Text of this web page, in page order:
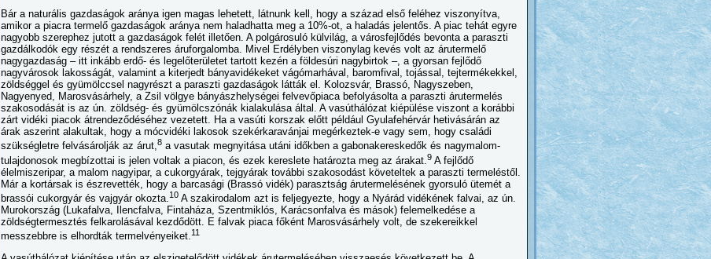
Bár a naturális gazdaságok aránya igen magas lehetett, látnunk kell, hogy a század első feléhez viszonyítva,
amikor a piacra termelő gazdaságok aránya nem haladhatta meg a 10%-ot, a haladás jelentős. A piac tehát egyre
nagyobb szerephez jutott a gazdaságok felét illetően. A polgárosuló külvilág, a városfejlődés bevonta a paraszti
gazdálkodók egy részét a rendszeres áruforgalomba. Mivel Erdélyben viszonylag kevés volt az árutermelő
nagygazdaság – itt inkább erdő- és legelőterületet tartott kezén a földesúri nagybirtok –, a gyorsan fejlődő
nagyvárosok lakosságát, valamint a kiterjedt bányavidékeket vágómarhával, baromfival, tojással, tejtermékekkel,
zöldséggel és gyümölccsel nagyrészt a paraszti gazdaságok látták el. Kolozsvár, Brassó, Nagyszeben,
Nagyenyed, Marosvásárhely, a Zsil völgye bányászhelységei felvevőpiaca befolyásolta a paraszti árutermelés
szakosodását is az ún. zöldség- és gyümölcszónák kialakulása által. A vasúthálózat kiépülése viszont a korábbi
zárt vidéki piacok átrendeződéséhez vezetett. Ha a vasúti korszak előtt például Gyulafehérvár hetivásárán az
árak aszerint alakultak, hogy a mócvidéki lakosok szekérkaravánjai megérkeztek-e vagy sem, hogy családi
szükségletre felvásárolják az árut,8 a vasutak megnyitása utáni időkben a gabonakereskedők és nagymalom-
tulajdonosok megbízottai is jelen voltak a piacon, és ezek kereslete határozta meg az árakat. 9 A fejlődő
élelmiszeripar, a malom nagyipar, a cukorgyárak, tejgyárak további szakosodást követeltek a paraszti termeléstől.
Már a kortársak is észrevették, hogy a barcasági (Brassó vidék) parasztság árutermelésének gyorsuló ütemét a
brassói cukorgyár és vajgyár okozta.10 A szakirodalom azt is feljegyezte, hogy a Nyárád vidékének falvai, az ún.
Murokország (Lukafalva, Ilencfalva, Fintaháza, Szentmiklós, Karácsonfalva és mások) felemelkedése a
zöldségtermesztés felkarolásával kezdődött. E falvak piaca főként Marosvásárhely volt, de szekereikkel
messzebbre is elhordták termelvényeiket.11